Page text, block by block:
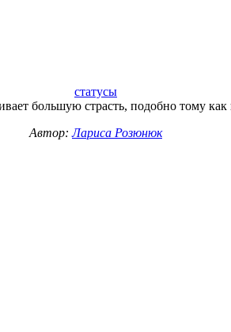
статусы
большую страсть, подобно тому как
Автор:Лариса Розюнюк